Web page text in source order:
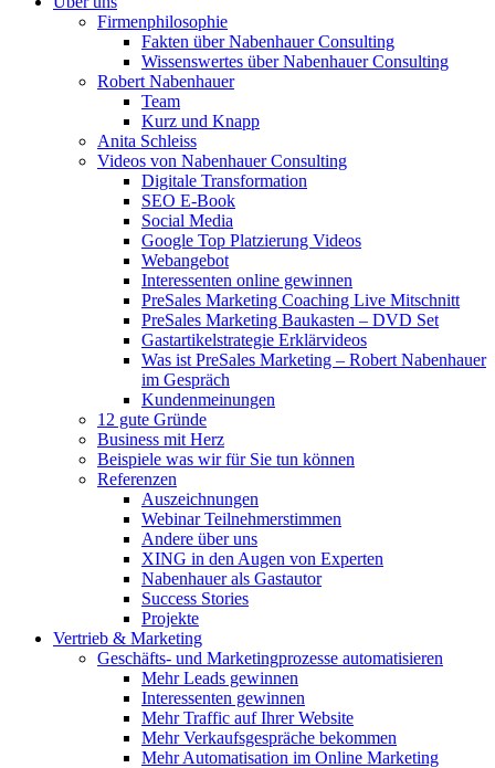
Firmenphilosophie
Fakten über Nabenhauer Consulting
Wissenswertes über Nabenhauer Consulting
Robert Nabenhauer
Team
Kurz und Knapp
Anita Schleiss
Videos von Nabenhauer Consulting
Digitale Transformation
SEO E-Book
Social Media
Google Top Platzierung Videos
Webangebot
Interessenten online gewinnen
PreSales Marketing Coaching Live Mitschnitt
PreSales Marketing Baukasten – DVD Set
Gastartikelstrategie Erklärvideos
Was ist PreSales Marketing – Robert Nabenhauer
im Gespräch
Kundenmeinungen
12 gute Gründe
Business mit Herz
Beispiele was wir für Sie tun können
Referenzen
Auszeichnungen
Webinar Teilnehmerstimmen
Andere über uns
XING in den Augen von Experten
Nabenhauer als Gastautor
Success Stories
Projekte
Vertrieb & Marketing
Geschäfts- und Marketingprozesse automatisieren
Mehr Leads gewinnen
Interessenten gewinnen
Mehr Traffic auf Ihrer Website
Mehr Verkaufsgespräche bekommen
Mehr Automatisation im Online Marketing